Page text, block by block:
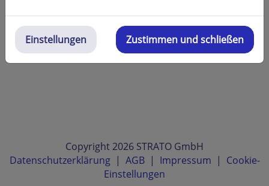
Copyright 2026 STRATO GmbH
Datenschutzerklärung | AGB | Impressum | Cookie-
Einstellungen
Einstellungen Zustimmen und schließen